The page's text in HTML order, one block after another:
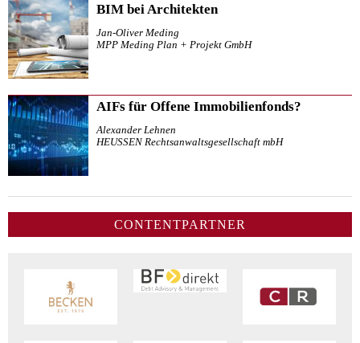
BIM bei Architekten
Jan-Oliver Meding
MPP Meding Plan + Projekt GmbH
AIFs für Offene Immobilienfonds?
Alexander Lehnen
HEUSSEN Rechtsanwaltsgesellschaft mbH
CONTENTPARTNER